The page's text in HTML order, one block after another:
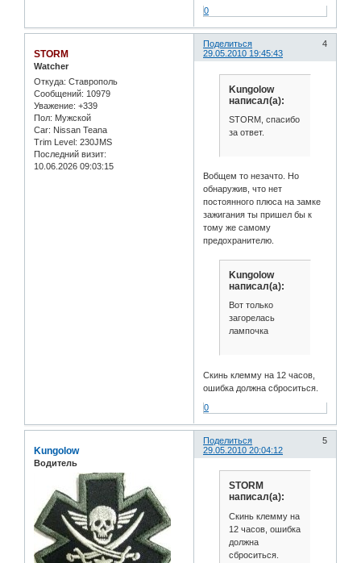
0
Поделиться
4
29.05.2010 19:45:43
STORM
Watcher
Откуда: Ставрополь
Сообщений: 10979
Уважение: +339
Пол: Мужской
Car: Nissan Teana
Trim Level: 230JMS
Последний визит:
10.06.2026 09:03:15
Kungolow
написал(а):
STORM, спасибо
за ответ.
Вобщем то незачто. Но
обнаружив, что нет
постоянного плюса на замке
зажигания ты пришел бы к
тому же самому
предохранителю.
Kungolow
написал(а):
Вот только
загорелась
лампочка
Скинь клемму на 12 часов,
ошибка должна сброситься.
0
Поделиться
5
29.05.2010 20:04:12
Kungolow
Водитель
STORM
написал(а):
Скинь клемму на
12 часов, ошибка
должна
сброситься.